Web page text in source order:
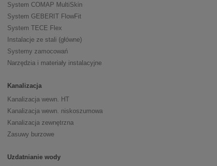
System COMAP MultiSkin
System GEBERIT FlowFit
System TECE Flex
Instalacje ze stali (główne)
Systemy zamocowań
Narzędzia i materiały instalacyjne
Kanalizacja
Kanalizacja wewn. HT
Kanalizacja wewn. niskoszumowa
Kanalizacja zewnętrzna
Zasuwy burzowe
Uzdatnianie wody